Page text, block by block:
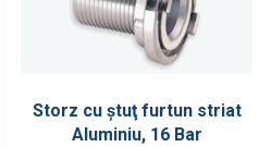
Storz cu ştuţ furtun striat
Aluminiu, 16 Bar